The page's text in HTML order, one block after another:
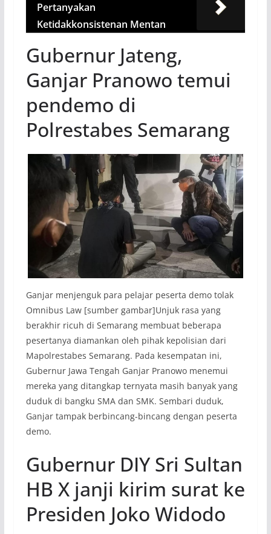
Pertanyakan
Ketidakkonsistenan Mentan
Gubernur Jateng,
Ganjar Pranowo temui
pendemo di
Polrestabes Semarang
Ganjar menjenguk para pelajar peserta demo tolak
Omnibus Law [sumber gambar]Unjuk rasa yang
berakhir ricuh di Semarang membuat beberapa
pesertanya diamankan oleh pihak kepolisian dari
Mapolrestabes Semarang. Pada kesempatan ini,
Gubernur Jawa Tengah Ganjar Pranowo menemui
mereka yang ditangkap ternyata masih banyak yang
duduk di bangku SMA dan SMK. Sembari duduk,
Ganjar tampak berbincang-bincang dengan peserta
demo.
Gubernur DIY Sri Sultan
HB X janji kirim surat ke
Presiden Joko Widodo